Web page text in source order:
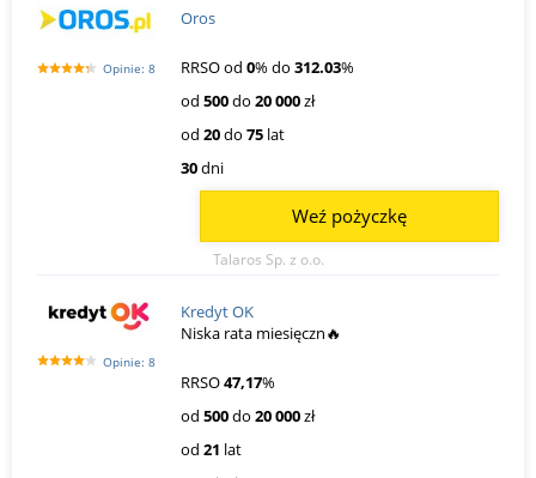
Opinie: 8
Oros
RRSO od 0% do 312.03%
od 500do 20 000zł
od 20do 75 lat
30dni
Talaros Sp. z o.o.
Weź pożyczkę
Opinie: 8
Kredyt OK
Niska rata miesięczn🔥
RRSO47,17%
od 500do 20 000zł
od 21 lat